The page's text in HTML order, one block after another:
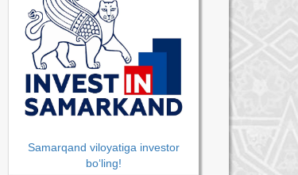
Samarqand viloyatiga investor
bo‘ling!